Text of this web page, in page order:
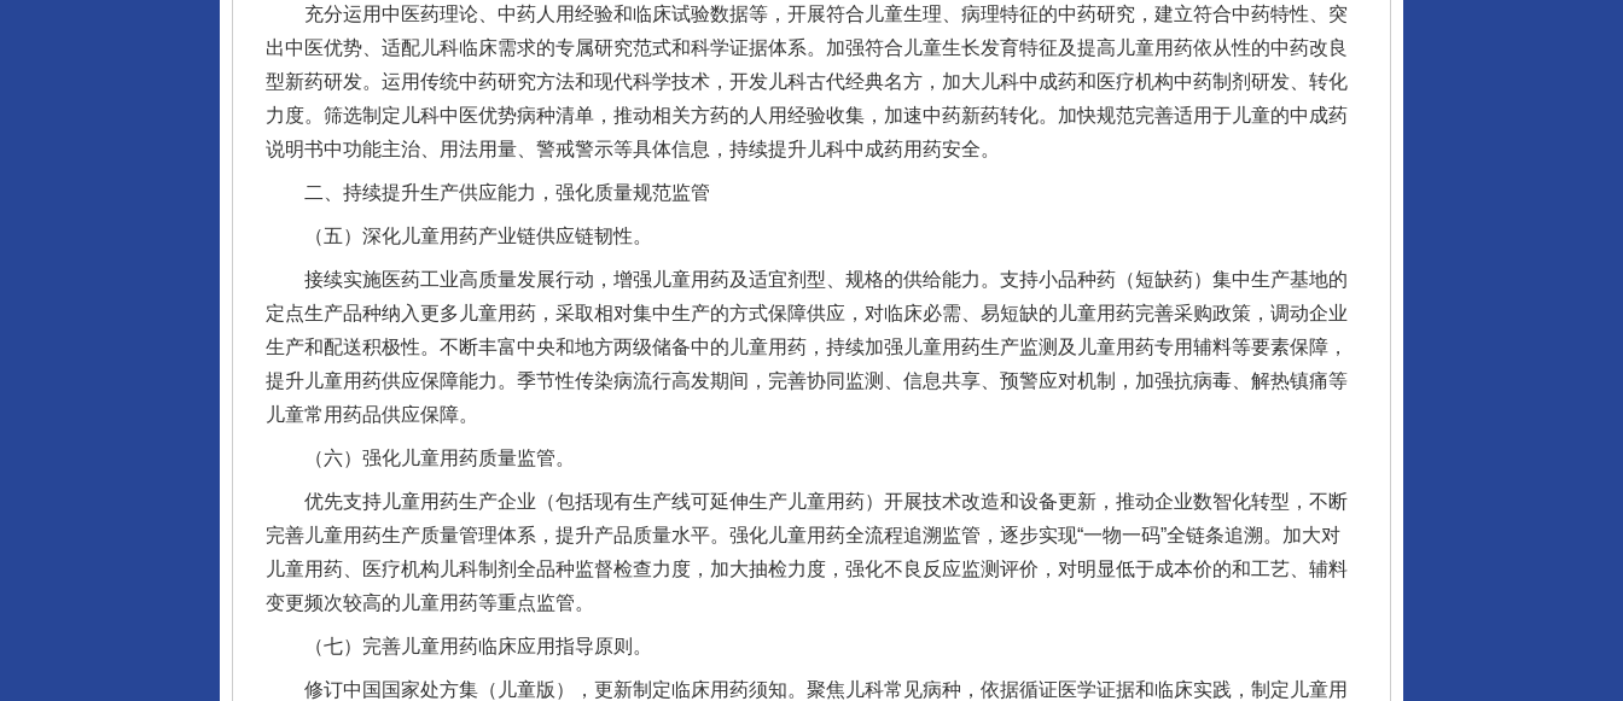
充分运用中医药理论、中药人用经验和临床试验数据等，开展符合儿童生理、病理特征的中药研究，建立符合中药特性、突
出中医优势、适配儿科临床需求的专属研究范式和科学证据体系。加强符合儿童生长发育特征及提高儿童用药依从性的中药改良
型新药研发。运用传统中药研究方法和现代科学技术，开发儿科古代经典名方，加大儿科中成药和医疗机构中药制剂研发、转化
力度。筛选制定儿科中医优势病种清单，推动相关方药的人用经验收集，加速中药新药转化。加快规范完善适用于儿童的中成药
说明书中功能主治、用法用量、警戒警示等具体信息，持续提升儿科中成药用药安全。
二、持续提升生产供应能力，强化质量规范监管
（五）深化儿童用药产业链供应链韧性。
接续实施医药工业高质量发展行动，增强儿童用药及适宜剂型、规格的供给能力。支持小品种药（短缺药）集中生产基地的
定点生产品种纳入更多儿童用药，采取相对集中生产的方式保障供应，对临床必需、易短缺的儿童用药完善采购政策，调动企业
生产和配送积极性。不断丰富中央和地方两级储备中的儿童用药，持续加强儿童用药生产监测及儿童用药专用辅料等要素保障，
提升儿童用药供应保障能力。季节性传染病流行高发期间，完善协同监测、信息共享、预警应对机制，加强抗病毒、解热镇痛等
儿童常用药品供应保障。
（六）强化儿童用药质量监管。
优先支持儿童用药生产企业（包括现有生产线可延伸生产儿童用药）开展技术改造和设备更新，推动企业数智化转型，不断
完善儿童用药生产质量管理体系，提升产品质量水平。强化儿童用药全流程追溯监管，逐步实现“一物一码”全链条追溯。加大对
儿童用药、医疗机构儿科制剂全品种监督检查力度，加大抽检力度，强化不良反应监测评价，对明显低于成本价的和工艺、辅料
变更频次较高的儿童用药等重点监管。
（七）完善儿童用药临床应用指导原则。
修订中国国家处方集（儿童版），更新制定临床用药须知。聚焦儿科常见病种，依据循证医学证据和临床实践，制定儿童用